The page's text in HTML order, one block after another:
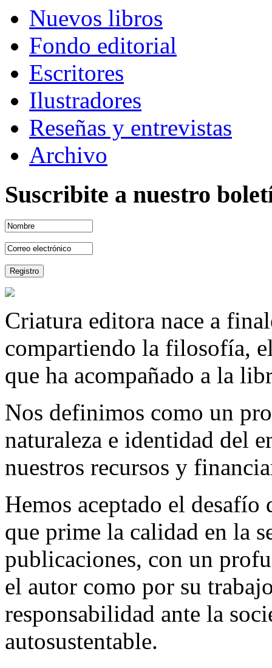
Nuevos libros
Fondo editorial
Escritores
Ilustradores
Reseñas y entrevistas
Archivo
Suscribite a nuestro
Criatura editora nace a
compartiendo la filosofía,
que ha acompañado a la
Nos definimos como un
naturaleza e identidad del
nuestros recursos y
Hemos aceptado el
que prime la calidad en la
publicaciones, con un
el autor como por su
responsabilidad ante la
autosustentable.